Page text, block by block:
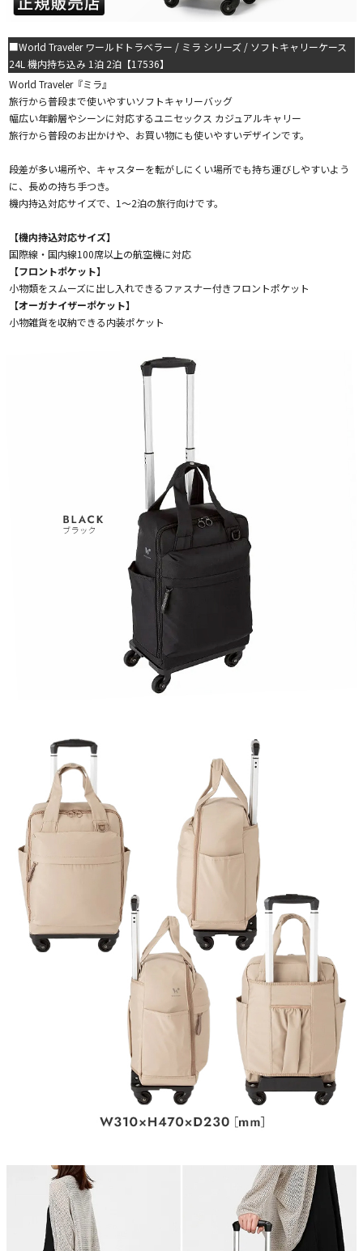
■World Traveler ワールドトラベラー / ミラ シリーズ / ソフトキャリーケース
24L 機内持ち込み 1泊 2泊【17536】
World Traveler『ミラ』
旅行から普段まで使いやすいソフトキャリーバッグ
幅広い年齢層やシーンに対応するユニセックス カジュアルキャリー
旅行から普段のお出かけや、お買い物にも使いやすいデザインです。
段差が多い場所や、キャスターを転がしにくい場所でも持ち運びしやすいよう
に、長めの持ち手つき。
機内持込対応サイズで、1～2泊の旅行向けです。
【機内持込対応サイズ】
国際線・国内線100席以上の航空機に対応
【フロントポケット】
小物類をスムーズに出し入れできるファスナー付きフロントポケット
【オーガナイザーポケット】
小物雑貨を収納できる内装ポケット